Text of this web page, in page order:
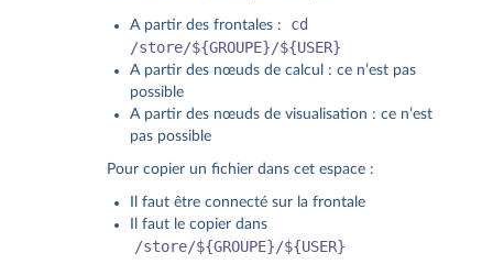
A partir des frontales :
cd
/store/${GROUPE}/${USER}
A partir des nœuds de calcul : ce n’est pas
possible
A partir des nœuds de visualisation : ce n’est
pas possible
Pour copier un fichier dans cet espace :
Il faut être connecté sur la frontale
Il faut le copier dans
/store/${GROUPE}/${USER}